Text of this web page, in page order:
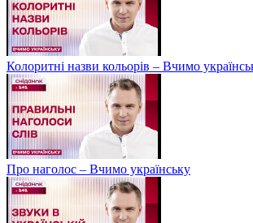
Колоритні назви кольорів – Вчимо
Про наголос – Вчимо українську